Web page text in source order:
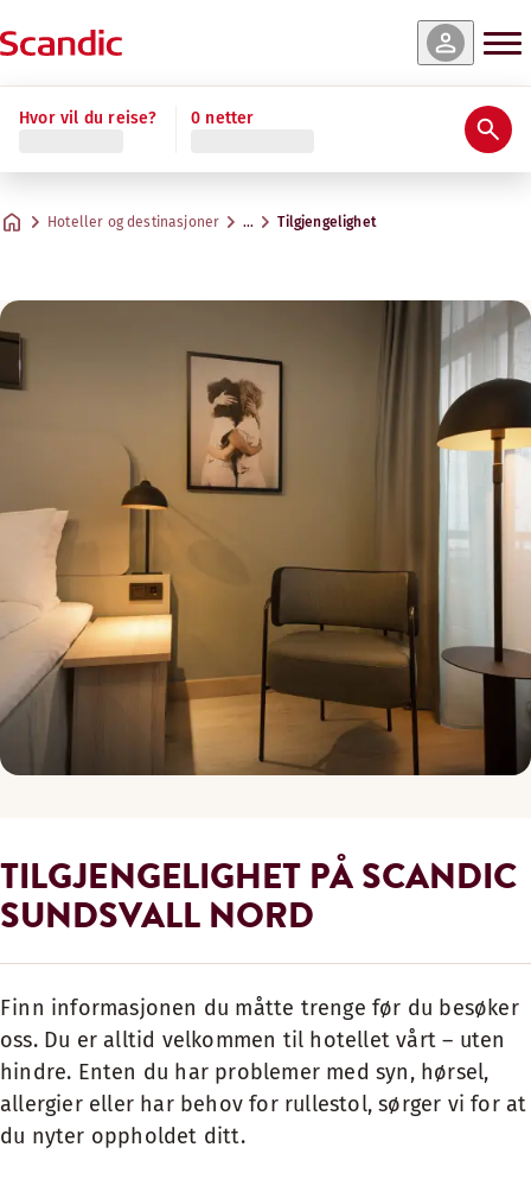
Hvor vil du reise? 0 netter
Hoteller og destinasjoner … Tilgjengelighet
TILGJENGELIGHET PÅ SCANDIC
SUNDSVALL NORD
Finn informasjonen du måtte trenge før du besøker
oss. Du er alltid velkommen til hotellet vårt – uten
hindre. Enten du har problemer med syn, hørsel,
allergier eller har behov for rullestol, sørger vi for at
du nyter oppholdet ditt.